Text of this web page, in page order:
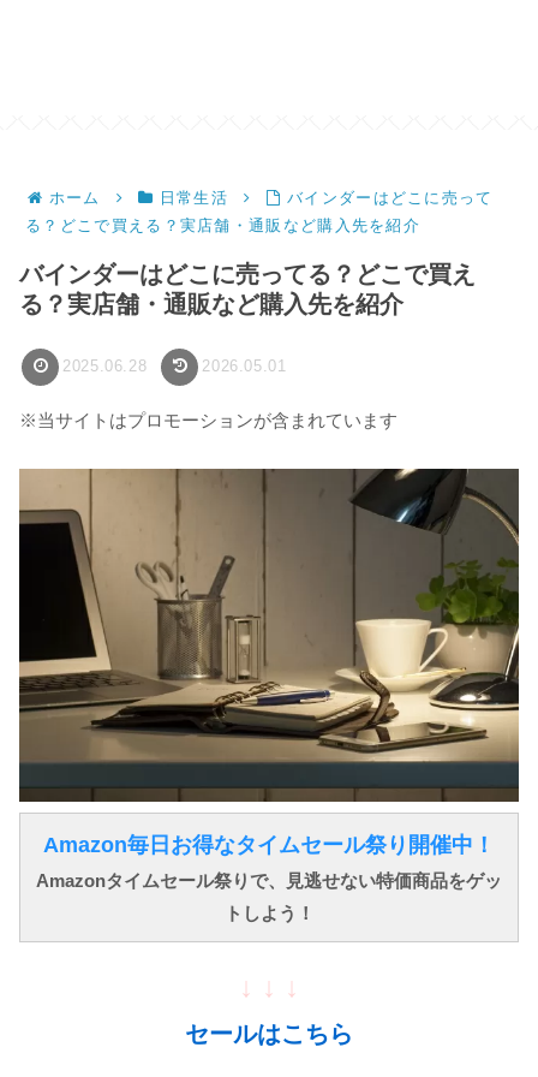
ホーム 日常生活
バインダーはどこに売って
る？どこで買える？実店舗・通販など購入先を紹介
バインダーはどこに売ってる？どこで買え
る？実店舗・通販など購入先を紹介
2025.06.28 2026.05.01
※当サイトはプロモーションが含まれています
Amazon毎日お得なタイムセール祭り開催中！
Amazonタイムセール祭りで、見逃せない特価商品をゲッ
トしよう！
↓ ↓ ↓
セールはこちら